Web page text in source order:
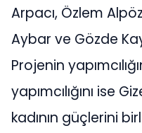
Arpacı, Özlem
Aybar ve Gözde
Projenin
yapımcılığını ise
kadının güçlerini